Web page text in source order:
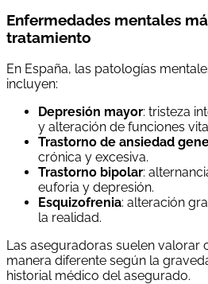
Enfermedades mentales
tratamiento
En España, las patologías
incluyen:
Depresión mayor: tristeza
y alteración de funciones
Trastorno de ansiedad
crónica y excesiva.
Trastorno bipolar:
euforia y depresión.
Esquizofrenia: alteración
la realidad.
Las aseguradoras suelen valorar
manera diferente según la
historial médico del asegurado.